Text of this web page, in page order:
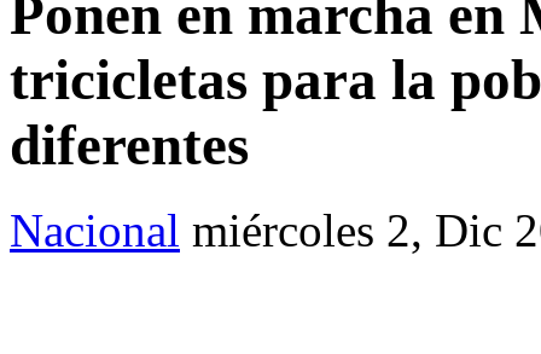
Ponen en marcha en
tricicletas para la
diferentes
Nacional miércoles 2, Dic